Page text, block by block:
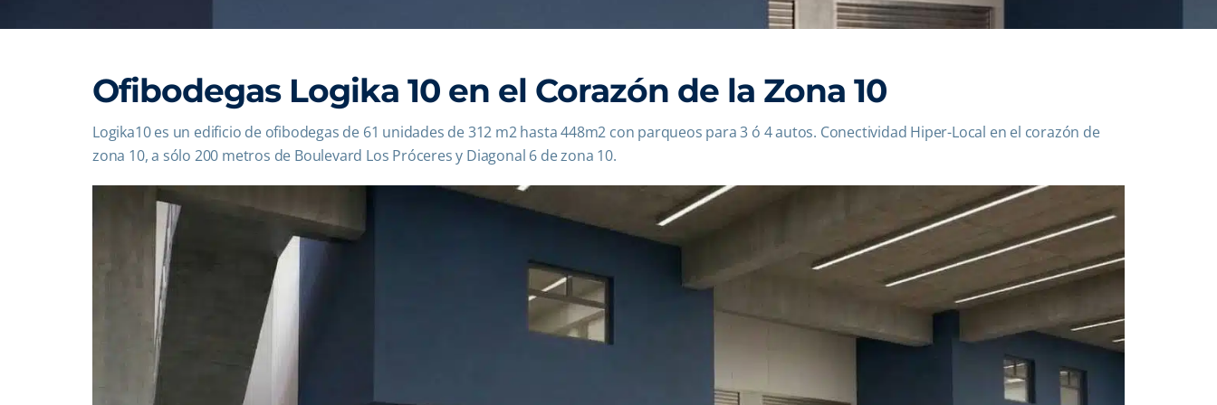
Ofibodegas Logika 10 en el Corazón de la Zona 10
Logika10 es un edificio de ofibodegas de 61 unidades de 312 m2 hasta 448m2 con parqueos para 3 ó 4 autos. Conectividad Hiper-Local en el corazón de
zona 10, a sólo 200 metros de Boulevard Los Próceres y Diagonal 6 de zona 10.